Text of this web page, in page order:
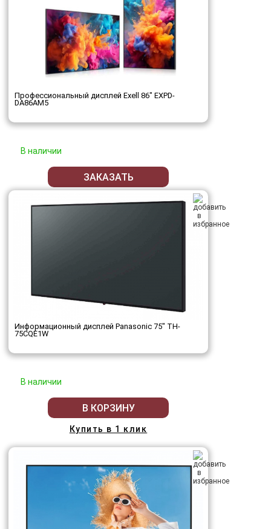
Профессиональный дисплей Exell 86" EXPD-
DA86AM5
В наличии
ЗАКАЗАТЬ
Информационный дисплей Panasonic 75" TH-
75CQE1W
В наличии
В КОРЗИНУ
Купить в 1 клик